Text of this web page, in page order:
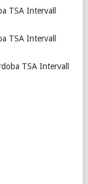
TSA Intervall
TSA Intervall
TSA Intervall